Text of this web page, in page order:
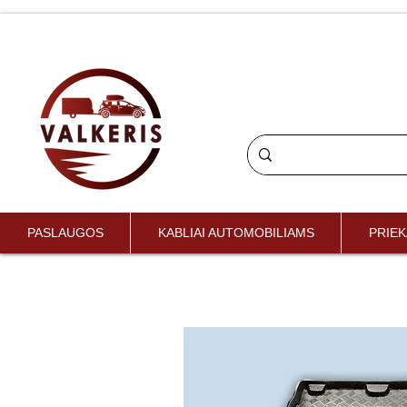
PASLAUGOS KABLIAI AUTOMOBILIAMS